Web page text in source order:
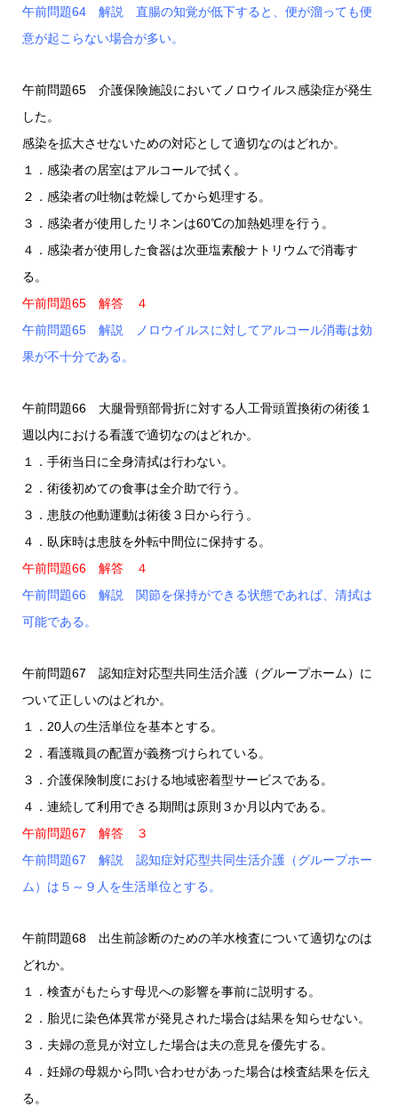
午前問題64 解説 直腸の知覚が低下すると、便が溜っても便
意が起こらない場合が多い。
午前問題65 介護保険施設においてノロウイルス感染症が発生
した。
感染を拡大させないための対応として適切なのはどれか。
１．感染者の居室はアルコールで拭く。
２．感染者の吐物は乾燥してから処理する。
３．感染者が使用したリネンは60℃の加熱処理を行う。
４．感染者が使用した食器は次亜塩素酸ナトリウムで消毒す
る。
午前問題65 解答 ４
午前問題65 解説 ノロウイルスに対してアルコール消毒は効
果が不十分である。
午前問題66 大腿骨頸部骨折に対する人工骨頭置換術の術後１
週以内における看護で適切なのはどれか。
１．手術当日に全身清拭は行わない。
２．術後初めての食事は全介助で行う。
３．患肢の他動運動は術後３日から行う。
４．臥床時は患肢を外転中間位に保持する。
午前問題66 解答 ４
午前問題66 解説 関節を保持ができる状態であれば、清拭は
可能である。
午前問題67 認知症対応型共同生活介護（グループホーム）に
ついて正しいのはどれか。
１．20人の生活単位を基本とする。
２．看護職員の配置が義務づけられている。
３．介護保険制度における地域密着型サービスである。
４．連続して利用できる期間は原則３か月以内である。
午前問題67 解答 ３
午前問題67 解説 認知症対応型共同生活介護（グループホー
ム）は５～９人を生活単位とする。
午前問題68 出生前診断のための羊水検査について適切なのは
どれか。
１．検査がもたらす母児への影響を事前に説明する。
２．胎児に染色体異常が発見された場合は結果を知らせない。
３．夫婦の意見が対立した場合は夫の意見を優先する。
４．妊婦の母親から問い合わせがあった場合は検査結果を伝え
る。